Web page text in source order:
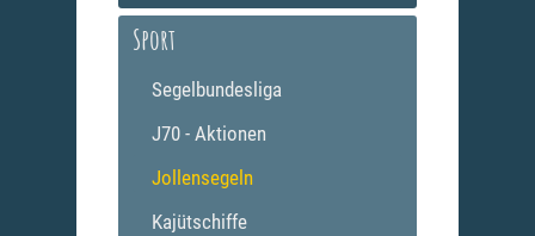
Sport
Segelbundesliga
J70 - Aktionen
Jollensegeln
Kajütschiffe